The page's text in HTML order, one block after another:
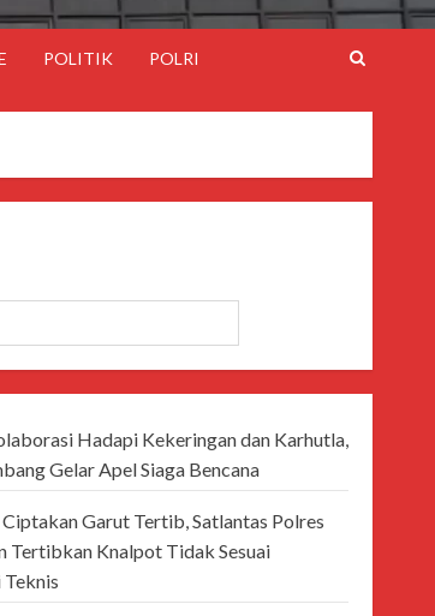
POLITIK POLRI
Hadapi Kekeringan dan Karhutla,
Gelar Apel Siaga Bencana
Garut Tertib, Satlantas Polres
Tertibkan Knalpot Tidak Sesuai